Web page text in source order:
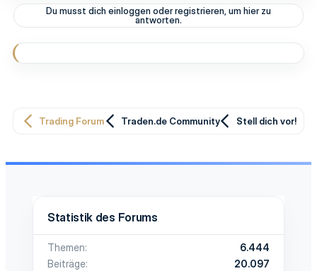
t
o
n
n
Du musst dich einloggen oder registrieren, um hier zu
antworten.
Trading Forum Traden.de Community Stell dich vor!
Statistik des Forums
Themen
6.444
Beiträge
20.097